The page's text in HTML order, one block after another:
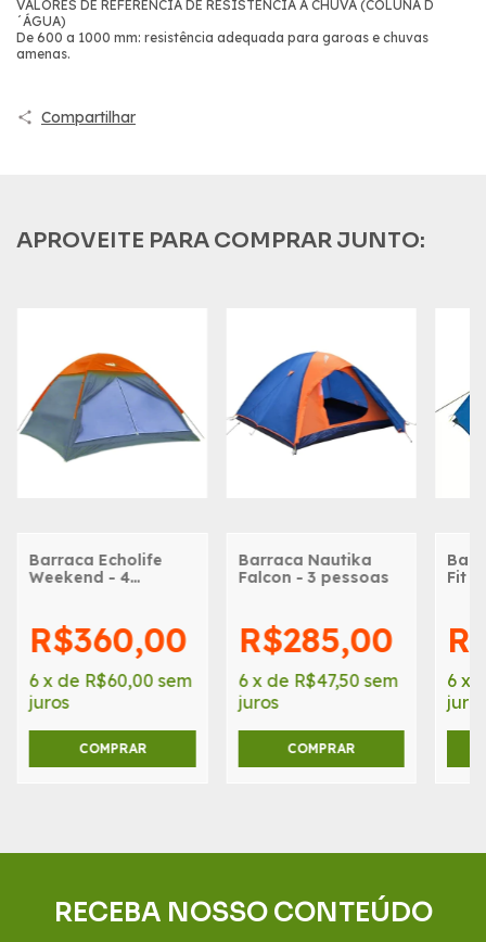
VALORES DE REFERÊNCIA DE RESISTÊNCIA À CHUVA (COLUNA D
´ÁGUA)
De 600 a 1000 mm: resistência adequada para garoas e chuvas
amenas.
Compartilhar
APROVEITE PARA COMPRAR JUNTO:
Barraca Echolife
Weekend - 4
R$360,00
6 x de R$60,00 sem
juros
Barraca Nautika
Falcon - 3 pessoas
R$285,00
6 x de R$47,50 sem
juros
Fit -
6 x
juros
RECEBA NOSSO CONTEÚDO